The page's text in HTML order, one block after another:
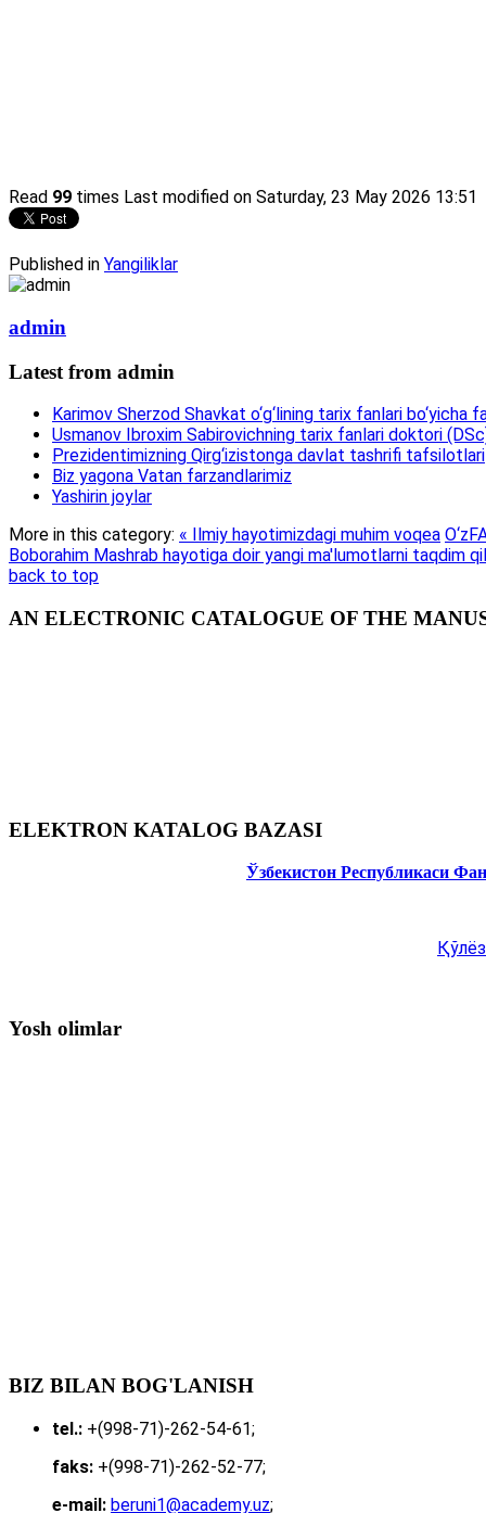
Read 99 times Last modified on Saturday, 23 May 2026 13:51
Published in Yangiliklar
admin
Latest from admin
Karimov Sherzod Shavkat o‘g‘lining tarix fanlari
Usmanov Ibroxim Sabirovichning tarix fanlari doktori
Prezidentimizning Qirg‘izistonga davlat tashrifi tafsilotlari
Biz yagona Vatan farzandlarimiz
Yashirin joylar
More in this category: « Ilmiy hayotimizdagi muhim voqea
Boborahim Mashrab hayotiga doir yangi ma'lumotlarni taqdim
back to top
AN ELECTRONIC CATALOGUE OF THE
ELEKTRON KATALOG BAZASI
Ўзбекистон Республикаси
Yosh olimlar
BIZ BILAN BOG'LANISH
tel.: +(998-71)-262-54-61;
faks: +(998-71)-262-52-77;
e-mail: beruni1@academy.uz;